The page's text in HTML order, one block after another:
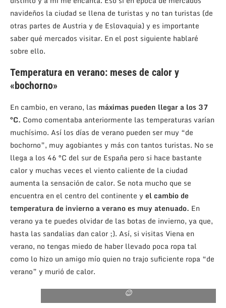
navideños la ciudad se llena de turistas y no tan turistas (de
otras partes de Austria y de Eslovaquia) y es importante
saber qué mercados visitar. En el post siguiente hablaré
sobre ello.
Temperatura en verano: meses de calor y
«bochorno»
En cambio, en verano, las máximas pueden llegar a los 37
°C. Como comentaba anteriormente las temperaturas varían
muchísimo. Así los días de verano pueden ser muy “de
bochorno”, muy agobiantes y más con tantos turistas. No se
llega a los 46 °C del sur de España pero si hace bastante
calor y muchas veces el viento caliente de la ciudad
aumenta la sensación de calor. Se nota mucho que se
encuentra en el centro del continente y el cambio de
temperatura de invierno a verano es muy atenuado. En
verano ya te puedes olvidar de las botas de invierno, ya que,
hasta las sandalias dan calor ;). Así, si visitas Viena en
verano, no tengas miedo de haber llevado poca ropa tal
como lo hizo un amigo mío quien no trajo suficiente ropa “de
verano” y murió de calor.
😉